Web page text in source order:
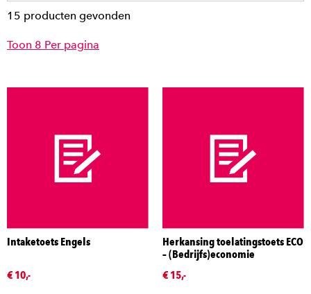
15 producten gevonden
Toon 8 Per pagina
Intaketoets Engels
€ 10,-
Herkansing toelatingstoets ECO
– (Bedrijfs)economie
€ 15,-